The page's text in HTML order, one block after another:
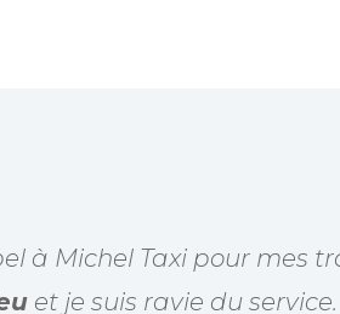
à Michel Taxi pour mes
et je suis ravie du